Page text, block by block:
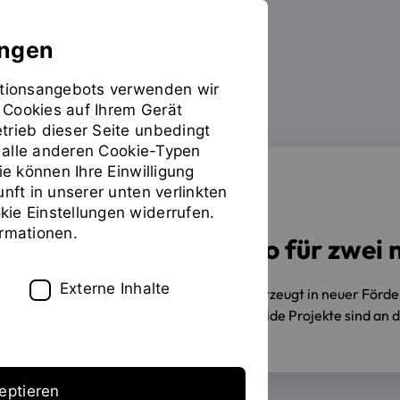
Sie
befinden
sich
auf
der
Seite
"Detailansicht"
Forschen
FÖRDERUNG
Drei Millionen Euro für zwei
05.05.2026 OTH Regensburg überzeugt in neuer
davon an der OTH Regensburg. Beide Projekte sind
verwenden wir
auf Ihrem Gerät
dieser Seite unbedingt
anderen Cookie-Typen
können Ihre Einwilligung
in unserer unten verlinkten
Einstellungen widerrufen.
Externe Inhalte